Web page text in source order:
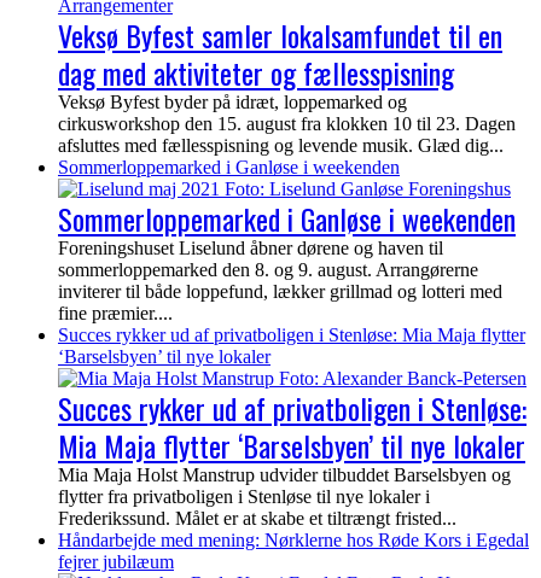
Veksø Byfest samler lokalsamfundet til en
dag med aktiviteter og fællesspisning
Veksø Byfest byder på idræt, loppemarked og
cirkusworkshop den 15. august fra klokken 10 til 23. Dagen
afsluttes med fællesspisning og levende musik. Glæd dig...
Sommerloppemarked i Ganløse i weekenden
Sommerloppemarked i Ganløse i weekenden
Foreningshuset Liselund åbner dørene og haven til
sommerloppemarked den 8. og 9. august. Arrangørerne
inviterer til både loppefund, lækker grillmad og lotteri med
fine præmier....
Succes rykker ud af privatboligen i Stenløse: Mia Maja flytter
‘Barselsbyen’ til nye lokaler
Succes rykker ud af privatboligen i Stenløse:
Mia Maja flytter ‘Barselsbyen’ til nye lokaler
Mia Maja Holst Manstrup udvider tilbuddet Barselsbyen og
flytter fra privatboligen i Stenløse til nye lokaler i
Frederikssund. Målet er at skabe et tiltrængt fristed...
Håndarbejde med mening: Nørklerne hos Røde Kors i Egedal
fejrer jubilæum